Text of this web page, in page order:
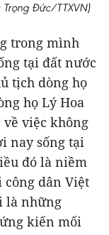
Trọng Đức/TTXVN)
trong mình
tại đất nước
tịch dòng họ
họ Lý Hoa
việc không
nay sống tại
đó là niềm
công dân Việt
là những
kiến mối